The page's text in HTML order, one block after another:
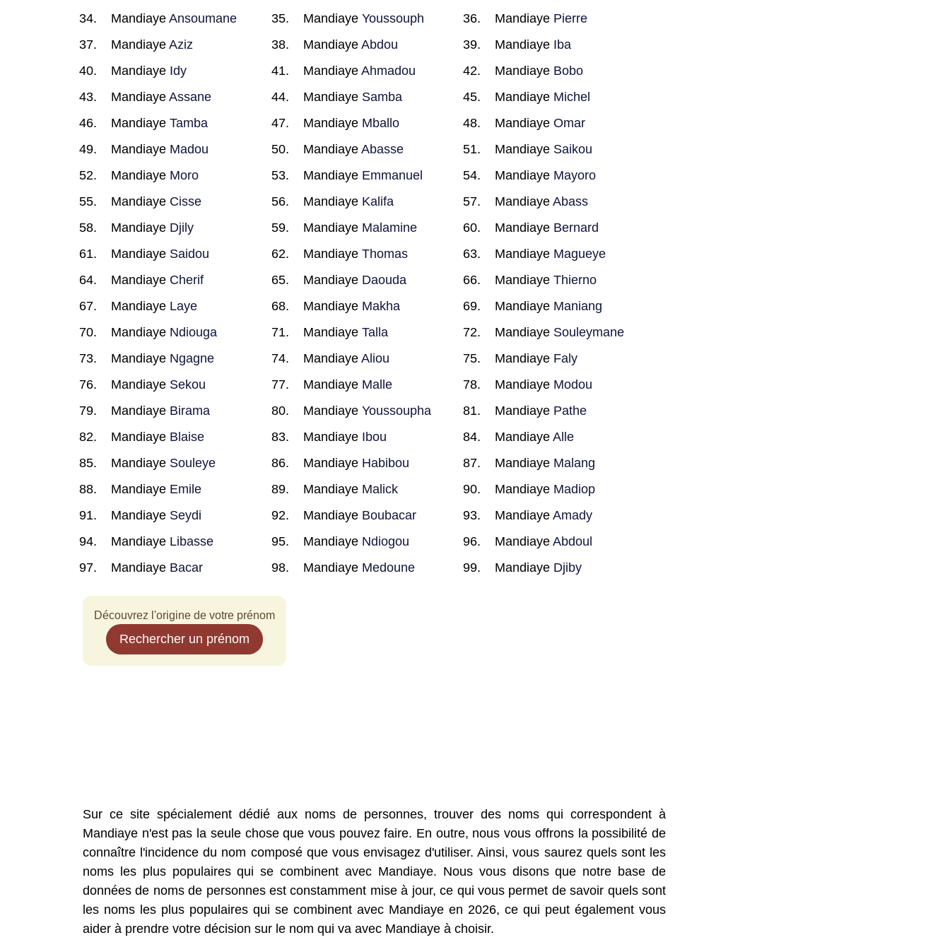
Mandiaye Ansoumane Mandiaye Youssouph Mandiaye Pierre
Mandiaye Aziz Mandiaye Abdou Mandiaye Iba
Mandiaye Idy Mandiaye Ahmadou Mandiaye Bobo
Mandiaye Assane Mandiaye Samba Mandiaye Michel
Mandiaye Tamba Mandiaye Mballo MandiayeOmar
Mandiaye Madou Mandiaye Abasse Mandiaye Saikou
Mandiaye Moro Mandiaye Emmanuel Mandiaye Mayoro
Mandiaye Cisse Mandiaye Kalifa MandiayeAbass
Mandiaye Djily Mandiaye Malamine Mandiaye Bernard
Mandiaye Saidou Mandiaye Thomas Mandiaye Magueye
Mandiaye Cherif Mandiaye Daouda MandiayeThierno
Mandiaye Laye Mandiaye Makha Mandiaye Maniang
Mandiaye Ndiouga Mandiaye Talla Mandiaye Souleymane
Mandiaye Ngagne Mandiaye Aliou Mandiaye Faly
Mandiaye Sekou Mandiaye Malle Mandiaye Modou
Mandiaye Birama Mandiaye Youssoupha Mandiaye Pathe
Mandiaye Blaise Mandiaye Ibou MandiayeAlle
Mandiaye Souleye Mandiaye Habibou Mandiaye Malang
Mandiaye Emile Mandiaye Malick Mandiaye Madiop
Mandiaye Seydi Mandiaye Boubacar MandiayeAmady
Mandiaye Libasse Mandiaye Ndiogou MandiayeAbdoul
Mandiaye Bacar Mandiaye Medoune Mandiaye Djiby
Découvrez l'origine de votre prénom
Rechercher un prénom
Sur ce site spécialement dédié aux noms de personnes, trouver des noms qui correspondent à
Mandiaye n'est pas la seule chose que vous pouvez faire. En outre, nous vous offrons la possibilité de
connaître l'incidence du nom composé que vous envisagez d'utiliser. Ainsi, vous saurez quels sont les
noms les plus populaires qui se combinent avec Mandiaye. Nous vous disons que notre base de
données de noms de personnes est constamment mise à jour, ce qui vous permet de savoir quels sont
les noms les plus populaires qui se combinent avec Mandiaye en 2026, ce qui peut également vous
aider à prendre votre décision sur le nom qui va avec Mandiaye à choisir.